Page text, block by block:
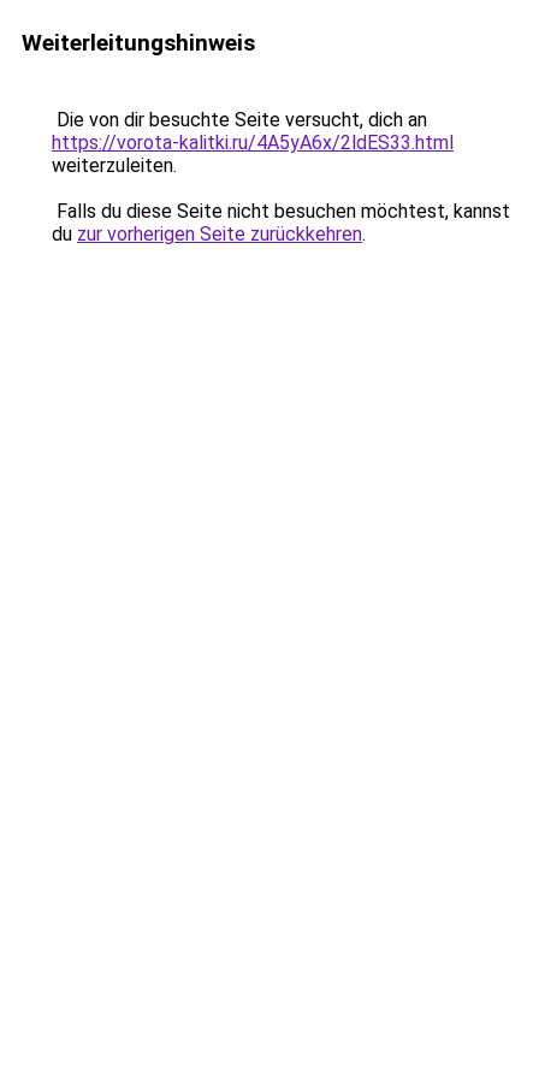
Weiterleitungshinweis
Die von dir besuchte Seite versucht, dich an
https://vorota-kalitki.ru/4A5yA6x/2ldES33.html
weiterzuleiten.
Falls du diese Seite nicht besuchen möchtest, kannst
du zur vorherigen Seite zurückkehren.